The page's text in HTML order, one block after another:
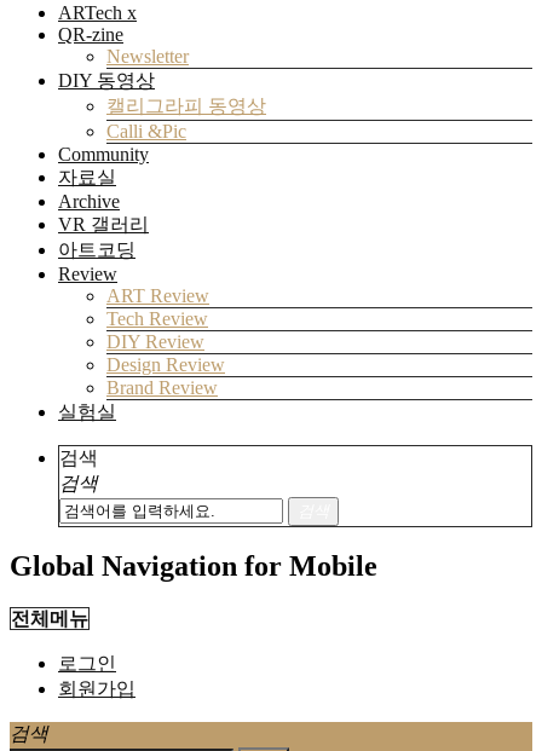
ARTech x
QR-zine
Newsletter
DIY 동영상
캘리그라피 동영상
Calli &Pic
Community
자료실
Archive
VR 갤러리
아트코딩
Review
ART Review
Tech Review
DIY Review
Design Review
Brand Review
실험실
검색
검색
Global Navigation for Mobile
전체메뉴
로그인
회원가입
검색